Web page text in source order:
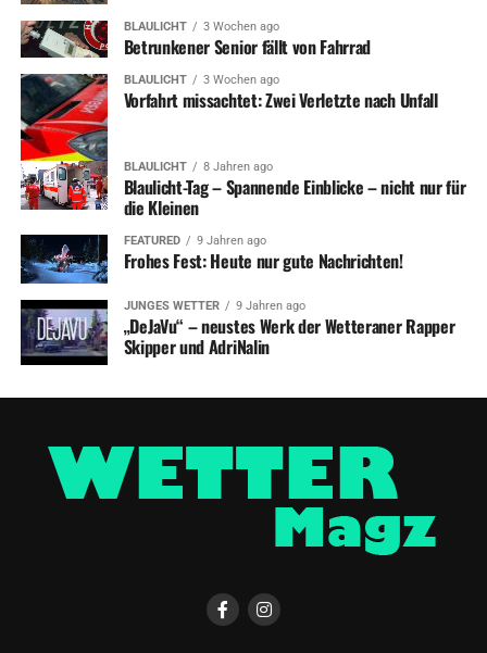
BLAULICHT 3 Wochen ago
Betrunkener Senior fällt von Fahrrad
BLAULICHT 3 Wochen ago
Vorfahrt missachtet: Zwei Verletzte nach Unfall
BLAULICHT 8 Jahren ago
Blaulicht-Tag – Spannende Einblicke – nicht nur für
die Kleinen
FEATURED 9 Jahren ago
Frohes Fest: Heute nur gute Nachrichten!
JUNGES WETTER 9 Jahren ago
„DeJaVu“ – neustes Werk der Wetteraner Rapper
Skipper und AdriNalin